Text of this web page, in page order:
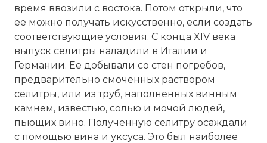
время ввозили с востока. Потом открыли, что
ее можно получать искусственно, если создать
соответствующие условия. С конца XIV века
выпуск селитры наладили в Италии и
Германии. Ее добывали со стен погребов,
предварительно смоченных раствором
селитры, или из труб, наполненных винным
камнем, известью, солью и мочой людей,
пьющих вино. Полученную селитру осаждали
с помощью вина и уксуса. Это был наиболее